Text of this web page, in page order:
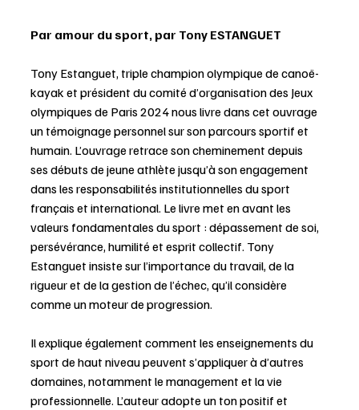
Par amour du sport, par Tony ESTANGUET
Tony Estanguet, triple champion olympique de canoë-
kayak et président du comité d’organisation des Jeux
olympiques de Paris 2024 nous livre dans cet ouvrage
un témoignage personnel sur son parcours sportif et
humain. L’ouvrage retrace son cheminement depuis
ses débuts de jeune athlète jusqu’à son engagement
dans les responsabilités institutionnelles du sport
français et international. Le livre met en avant les
valeurs fondamentales du sport : dépassement de soi,
persévérance, humilité et esprit collectif. Tony
Estanguet insiste sur l’importance du travail, de la
rigueur et de la gestion de l’échec, qu’il considère
comme un moteur de progression.
Il explique également comment les enseignements du
sport de haut niveau peuvent s’appliquer à d’autres
domaines, notamment le management et la vie
professionnelle. L’auteur adopte un ton positif et